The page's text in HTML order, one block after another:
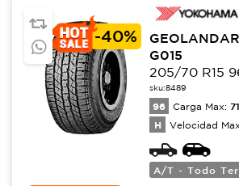
-40%
G015
205/70 R15
sku:8489
96 Carga Max:
H Velocidad
A/T - Todo